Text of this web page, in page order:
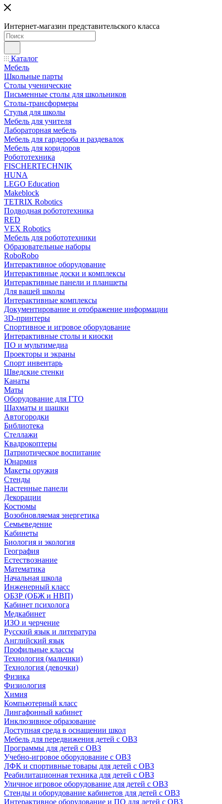
Интернет-магазин представительского класса
Каталог
Мебель
Школьные парты
Столы ученические
Письменные столы для школьников
Столы-трансформеры
Стулья для школы
Мебель для учителя
Лабораторная мебель
Мебель для гардероба и раздевалок
Мебель для коридоров
Робототехника
FISCHERTECHNIK
HUNA
LEGO Education
Makeblock
TETRIX Robotics
Подводная робототехника
RED
VEX Robotics
Мебель для робототехники
Образовательные наборы
RoboRobo
Интерактивное оборудование
Интерактивные доски и комплексы
Интерактивные панели и планшеты
Для вашей школы
Интерактивные комплексы
Документирование и отображение информации
3D-принтеры
Спортивное и игровое оборудование
Интерактивные столы и киоски
ПО и мультимедиа
Проекторы и экраны
Спорт инвентарь
Шведские стенки
Канаты
Маты
Оборудование для ГТО
Шахматы и шашки
Автогородки
Библиотека
Стеллажи
Квадрокоптеры
Патриотическое воспитание
Юнармия
Макеты оружия
Стенды
Настенные панели
Декорации
Костюмы
Возобновляемая энергетика
Семьеведение
Кабинеты
Биология и экология
География
Естествознание
Математика
Начальная школа
Инженерный класс
ОБЗР (ОБЖ и НВП)
Кабинет психолога
Медкабинет
ИЗО и черчение
Русский язык и литература
Английский язык
Профильные классы
Технология (мальчики)
Технология (девочки)
Физика
Физиология
Химия
Компьютерный класс
Лингафонный кабинет
Инклюзивное образование
Доступная среда в оснащении школ
Мебель для передвижения детей с ОВЗ
Программы для детей с ОВЗ
Учебно-игровое оборудование с ОВЗ
ЛФК и спортивные товары для детей с ОВЗ
Реабилитационная техника для детей с ОВЗ
Уличное игровое оборудование для детей с ОВЗ
Стенды и оборудование кабинетов для детей с ОВЗ
Интерактивное оборудование и ПО для детей с ОВЗ